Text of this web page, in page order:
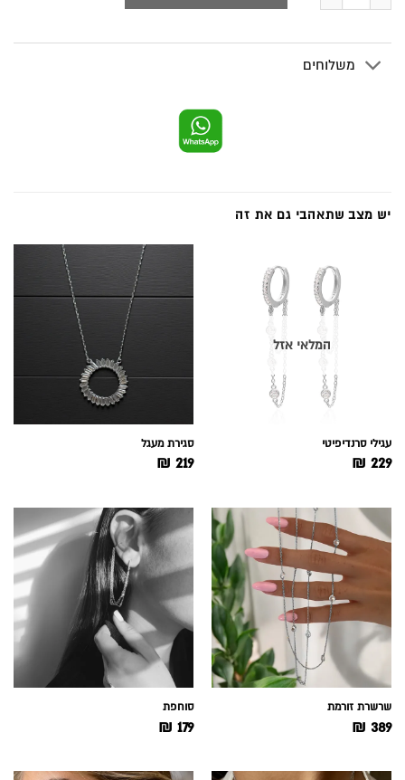
משלוחים
יש מצב שתאהבי גם את זה
המלאי אזל
עגילי סרנדיפיטי
229
₪
סגירת מעגל
219
₪
שרשרת זורמת
389
₪
סוחפת
179
₪